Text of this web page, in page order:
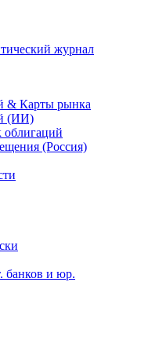
журнал
& Карты рынка
(ИИ)
облигаций
(Россия)
банков и юр.